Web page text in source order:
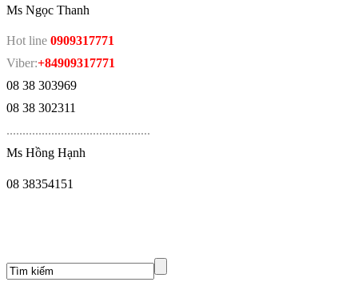
Ms Ngọc Thanh
Hot line 0909317771
Viber:+84909317771
08 38 303969
08 38 302311
.............................................
Ms Hồng Hạnh
08 38354151